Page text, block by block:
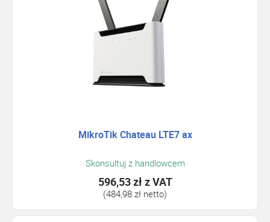
MikroTik Chateau LTE7 ax
Skonsultuj z handlowcem
596,53 złz VAT
(484,98 zł netto)